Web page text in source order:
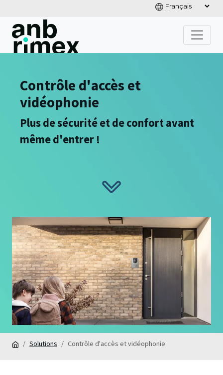
Contrôle d'accès et
vidéophonie
Plus de sécurité et de confort avant
même d'entrer !
Solutions Contrôle d'accès et vidéophonie